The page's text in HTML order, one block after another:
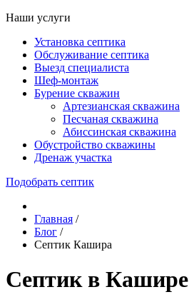
Наши услуги
Установка септика
Обслуживание септика
Выезд специалиста
Шеф-монтаж
Бурение скважин
Артезианская скважина
Песчаная скважина
Абиссинская скважина
Обустройство скважины
Дренаж участка
Подобрать септик
Главная /
Блог /
Септик Кашира
Септик в Кашире